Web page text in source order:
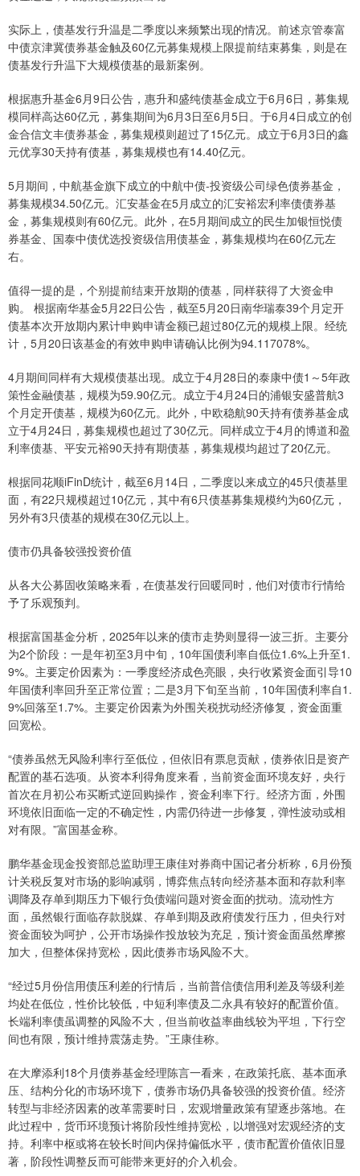
实际上，债基发行升温是二季度以来频繁出现的情况。前述京管泰富
中债京津冀债券基金触及60亿元募集规模上限提前结束募集，则是在
债基发行升温下大规模债基的最新案例。
根据惠升基金6月9日公告，惠升和盛纯债基金成立于6月6日，募集规
模同样高达60亿元，募集期间为6月3日至6月5日。于6月4日成立的创
金合信文丰债券基金，募集规模则超过了15亿元。成立于6月3日的鑫
元优享30天持有债基，募集规模也有14.40亿元。
5月期间，中航基金旗下成立的中航中债-投资级公司绿色债券基金，
募集规模34.50亿元。汇安基金在5月成立的汇安裕宏利率债债券基
金，募集规模则有60亿元。此外，在5月期间成立的民生加银恒悦债
券基金、国泰中债优选投资级信用债基金，募集规模均在60亿元左
右。
值得一提的是，个别提前结束开放期的债基，同样获得了大资金申
购。 根据南华基金5月22日公告，截至5月20日南华瑞泰39个月定开
债基本次开放期内累计申购申请金额已超过80亿元的规模上限。经统
计，5月20日该基金的有效申购申请确认比例为94.117078%。
4月期间同样有大规模债基出现。成立于4月28日的泰康中债1～5年政
策性金融债基，规模为59.90亿元。成立于4月24日的浦银安盛普航3
个月定开债基，规模为60亿元。此外，中欧稳航90天持有债券基金成
立于4月24日，募集规模也超过了30亿元。同样成立于4月的博道和盈
利率债基、平安元裕90天持有期债基，募集规模均超过了20亿元。
根据同花顺iFinD统计，截至6月14日，二季度以来成立的45只债基里
面，有22只规模超过10亿元，其中有6只债基募集规模约为60亿元，
另外有3只债基的规模在30亿元以上。
债市仍具备较强投资价值
从各大公募固收策略来看，在债基发行回暖同时，他们对债市行情给
予了乐观预判。
根据富国基金分析，2025年以来的债市走势则显得一波三折。主要分
为2个阶段：一是年初至3月中旬，10年国债利率自低位1.6%上升至1.
9%。主要定价因素为：一季度经济成色亮眼，央行收紧资金面引导10
年国债利率回升至正常位置；二是3月下旬至当前，10年国债利率自1.
9%回落至1.7%。主要定价因素为外围关税扰动经济修复，资金面重
回宽松。
“债券虽然无风险利率行至低位，但依旧有票息贡献，债券依旧是资产
配置的基石选项。从资本利得角度来看，当前资金面环境友好，央行
首次在月初公布买断式逆回购操作，资金利率下行。经济方面，外围
环境依旧面临一定的不确定性，内需仍待进一步修复，弹性波动或相
对有限。”富国基金称。
鹏华基金现金投资部总监助理王康佳对券商中国记者分析称，6月份预
计关税反复对市场的影响减弱，博弈焦点转向经济基本面和存款利率
调降及存单到期压力下银行负债端问题对资金面的扰动。流动性方
面，虽然银行面临存款脱媒、存单到期及政府债发行压力，但央行对
资金面较为呵护，公开市场操作投放较为充足，预计资金面虽然摩擦
加大，但整体保持宽松，因此债券市场风险不大。
“经过5月份信用债压利差的行情后，当前普信债信用利差及等级利差
均处在低位，性价比较低，中短利率债及二永具有较好的配置价值。
长端利率债虽调整的风险不大，但当前收益率曲线较为平坦，下行空
间也有限，预计维持震荡走势。”王康佳称。
在大摩添利18个月债券基金经理陈言一看来，在政策托底、基本面承
压、结构分化的市场环境下，债券市场仍具备较强的投资价值。经济
转型与非经济因素的改革需要时日，宏观增量政策有望逐步落地。在
此过程中，货币环境预计将阶段性维持宽松，以增强对宏观经济的支
持。利率中枢或将在较长时间内保持偏低水平，债市配置价值依旧显
著，阶段性调整反而可能带来更好的介入机会。